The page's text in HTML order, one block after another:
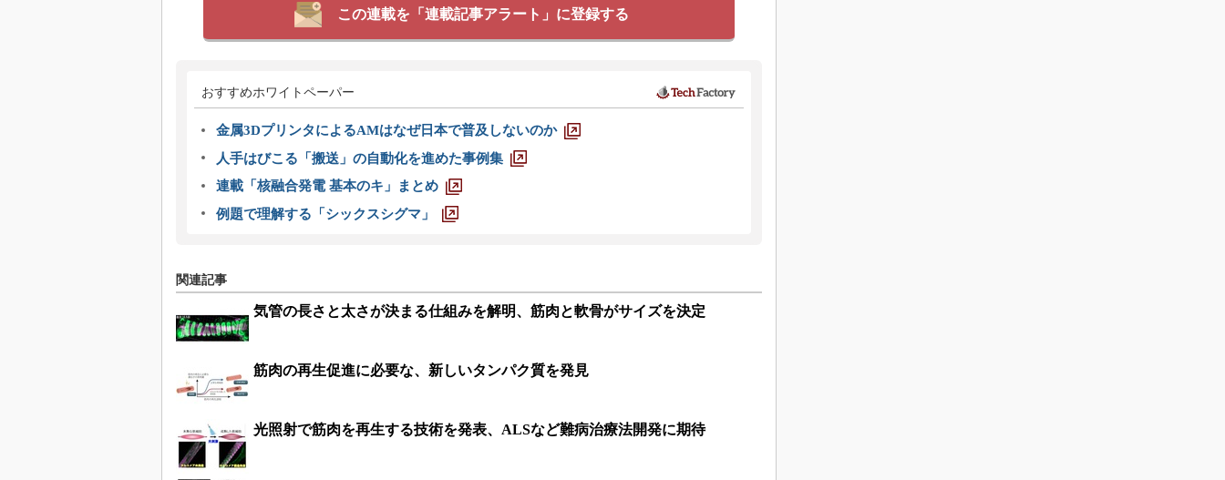
この連載を「連載記事アラート」に登録する
おすすめホワイトペーパー
金属3DプリンタによるAMはなぜ日本で普及しないのか
人手はびこる「搬送」の自動化を進めた事例集
連載「核融合発電 基本のキ」まとめ
例題で理解する「シックスシグマ」
関連記事
気管の長さと太さが決まる仕組みを解明、筋肉と軟骨がサイズを決定
筋肉の再生促進に必要な、新しいタンパク質を発見
光照射で筋肉を再生する技術を発表、ALSなど難病治療法開発に期待